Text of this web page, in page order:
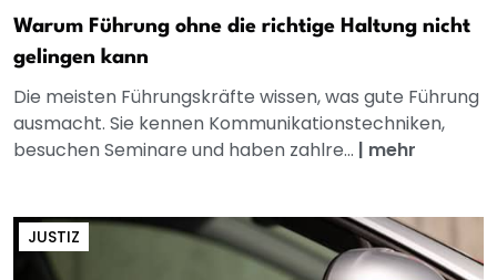
Warum Führung ohne die richtige Haltung nicht
gelingen kann
Die meisten Führungskräfte wissen, was gute Führung
ausmacht. Sie kennen Kommunikationstechniken,
besuchen Seminare und haben zahlre... | mehr
JUSTIZ